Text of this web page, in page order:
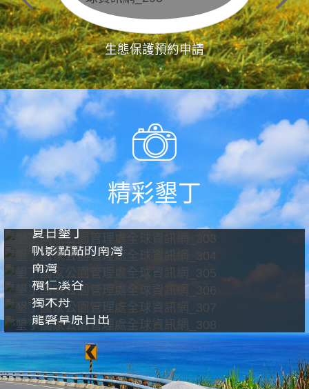
生態保護預約申請
精彩墾丁
夏日墾丁
帆影點點的南灣
南灣
欖仁溪谷
獨木舟
龍磐草原日出